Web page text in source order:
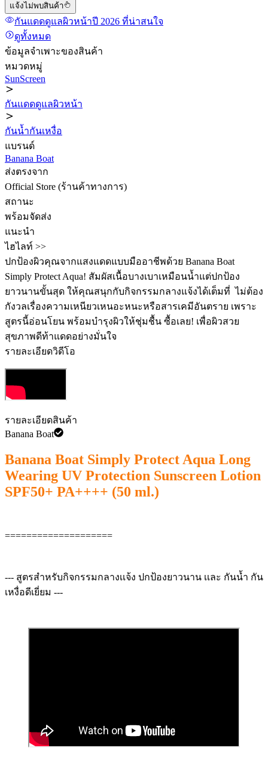
แจ้งไม่พบสินค้า
กันแดดดูแลผิวหน้าปี 2026 ที่น่าสนใจ
ดูทั้งหมด
ข้อมูลจำเพาะของสินค้า
หมวดหมู่
SunScreen
กันแดดดูแลผิวหน้า
กันน้ำกันเหงื่อ
แบรนด์
Banana Boat
ส่งตรงจาก
Official Store (ร้านค้าทางการ)
สถานะ
พร้อมจัดส่ง
แนะนำ
ไฮไลท์ >>
ปกป้องผิวคุณจากแสงแดดแบบมืออาชีพด้วย Banana Boat
Simply Protect Aqua! สัมผัสเนื้อบางเบาเหมือนน้ำแต่ปกป้อง
ยาวนานขั้นสุด ให้คุณสนุกกับกิจกรรมกลางแจ้งได้เต็มที่ ️ ไม่ต้อง
กังวลเรื่องความเหนียวเหนอะหนะหรือสารเคมีอันตราย เพราะ
สูตรนี้อ่อนโยน พร้อมบำรุงผิวให้ชุ่มชื้น ซื้อเลย! เพื่อผิวสวย
สุขภาพดีท้าแดดอย่างมั่นใจ
รายละเอียดวิดีโอ
รายละเอียดสินค้า
Banana Boat
Banana Boat Simply Protect Aqua Long
Wearing UV Protection Sunscreen Lotion
SPF50+ PA++++ (50 ml.)
====================
--- สูตรสำหรับกิจกรรมกลางเเจ้ง ปกป้องยาวนาน เเละ กันน้ำ กัน
เหงื่อดีเยี่ยม ---